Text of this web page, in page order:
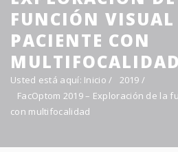
Multimedia
Foro
Contacto
FUNCIÓN VISUAL
PACIENTE CON
MULTIFOCALIDAD
Usted está aquí: Inicio / 2019/
FacOptom 2019 – Exploración de la
con multifocalidad